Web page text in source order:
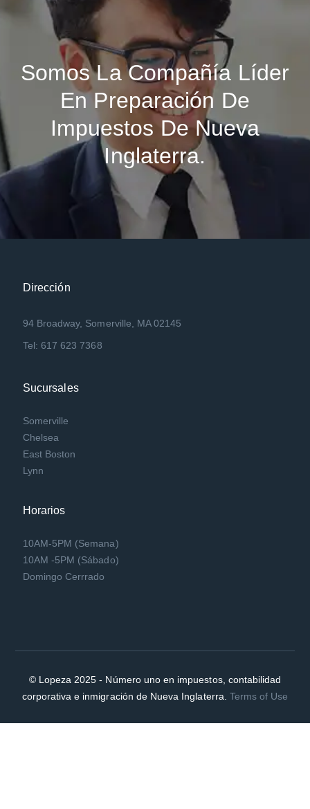
Somos La Compañía Líder
En Preparación De
Impuestos De Nueva
Inglaterra.
Dirección
94 Broadway, Somerville, MA 02145
Tel: 617 623 7368
Sucursales
Somerville
Chelsea
East Boston
Lynn
Horarios
10AM-5PM (Semana)
10AM -5PM (Sábado)
Domingo Cerrrado
© Lopeza 2025 - Número uno en impuestos, contabilidad
corporativa e inmigración de Nueva Inglaterra. Terms of Use